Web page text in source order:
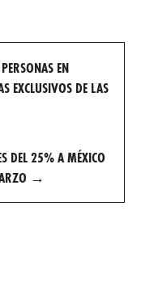
EN
EXCLUSIVOS DE LAS
DEL 25% A MÉXICO
→